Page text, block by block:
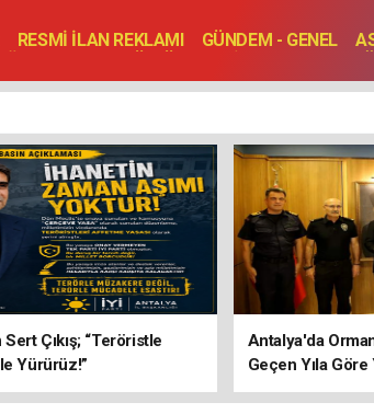
RESMİ İLAN REKLAMI GÜNDEM - GENEL
TOPLANTI - DÜĞÜN
Sert Çıkış; “Teröristle
Yürürüz!”
Antalya'da Orman
Geçen Yıla Göre